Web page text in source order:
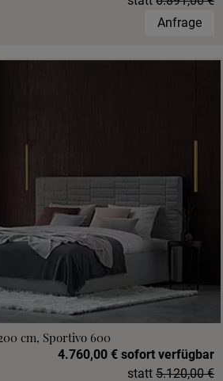
Anfrage
cm, Sportivo 600
4.760,00 € sofort verfügbar
statt 5.120,00 €